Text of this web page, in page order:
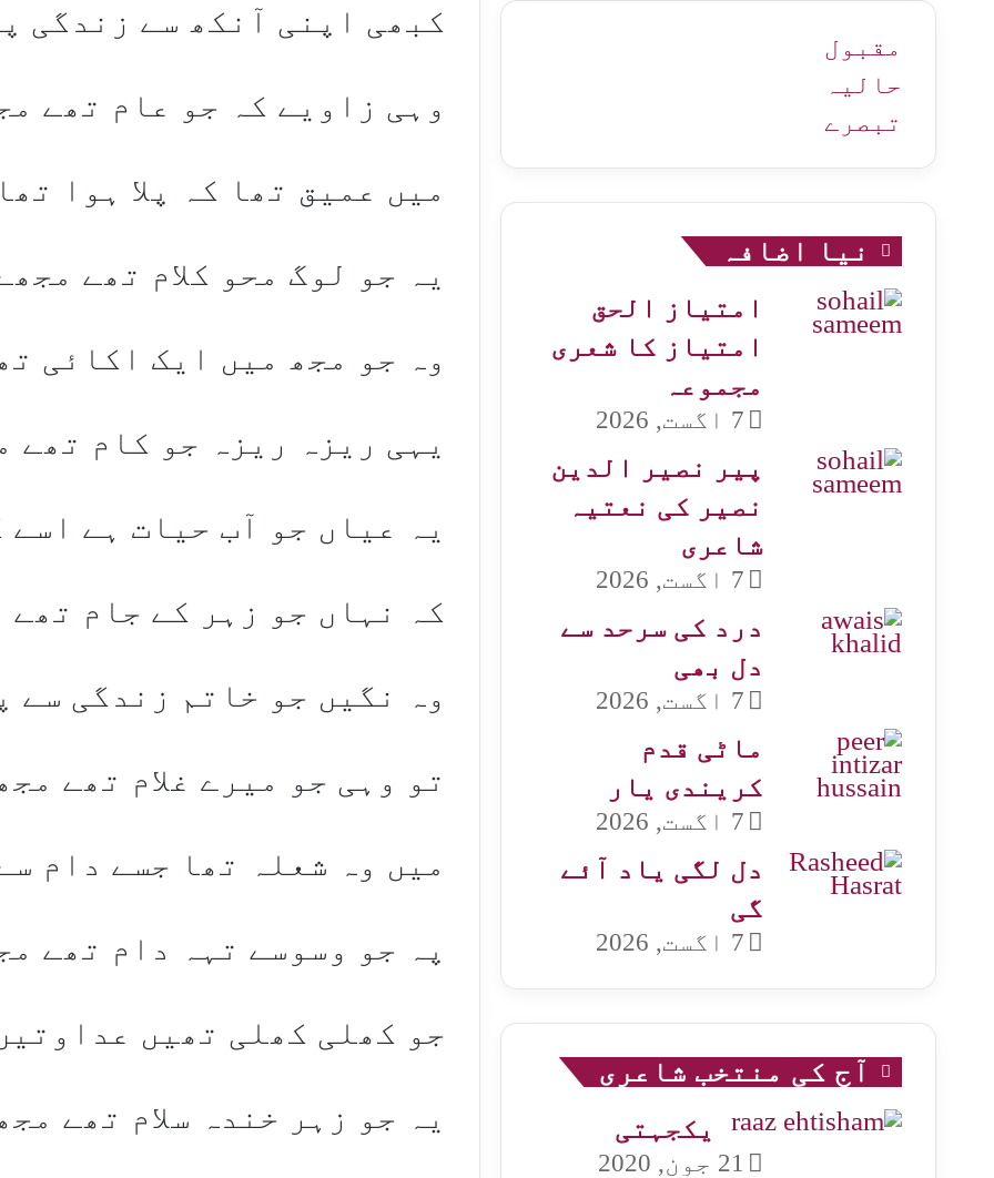
کبھی اپنی آنکھ سے زندگی
وہی زاویے کہ جو عام تھے
میں عمیق تھا کہ پلا ہوا
یہ جو لوگ محو کلام تھے
وہ جو مجھ میں ایک اکائی
یہی ریزہ ریزہ جو کام تھے
یہ عیاں جو آب حیات ہے اسے
کہ نہاں جو زہر کے جام تھے
وہ نگیں جو خاتم زندگی سے
تو وہی جو میرے غلام تھے
میں وہ شعلہ تھا جسے دام
پہ جو وسوسے تہہ دام تھے
جو کھلی کھلی تھیں
یہ جو زہر خندہ سلام تھے
مقبول
حالیہ
تبصرے
نیا اضافہ
امتیاز الحق
امتیاز کا شعری
مجموعہ
7 اگست, 2026
پیر نصیر الدین
نصیر کی نعتیہ
شاعری
7 اگست, 2026
درد کی سرحد سے
دل بھی
7 اگست, 2026
ماٹی قدم
کریندی یار
7 اگست, 2026
دل لگی یاد آئے
گی
7 اگست, 2026
آج کی منتخب شاعری
یکجہتی
21 جون, 2020